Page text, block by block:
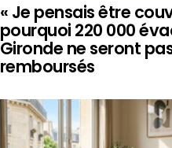
« Je pensais être
pourquoi 220 000
Gironde ne seront
remboursés